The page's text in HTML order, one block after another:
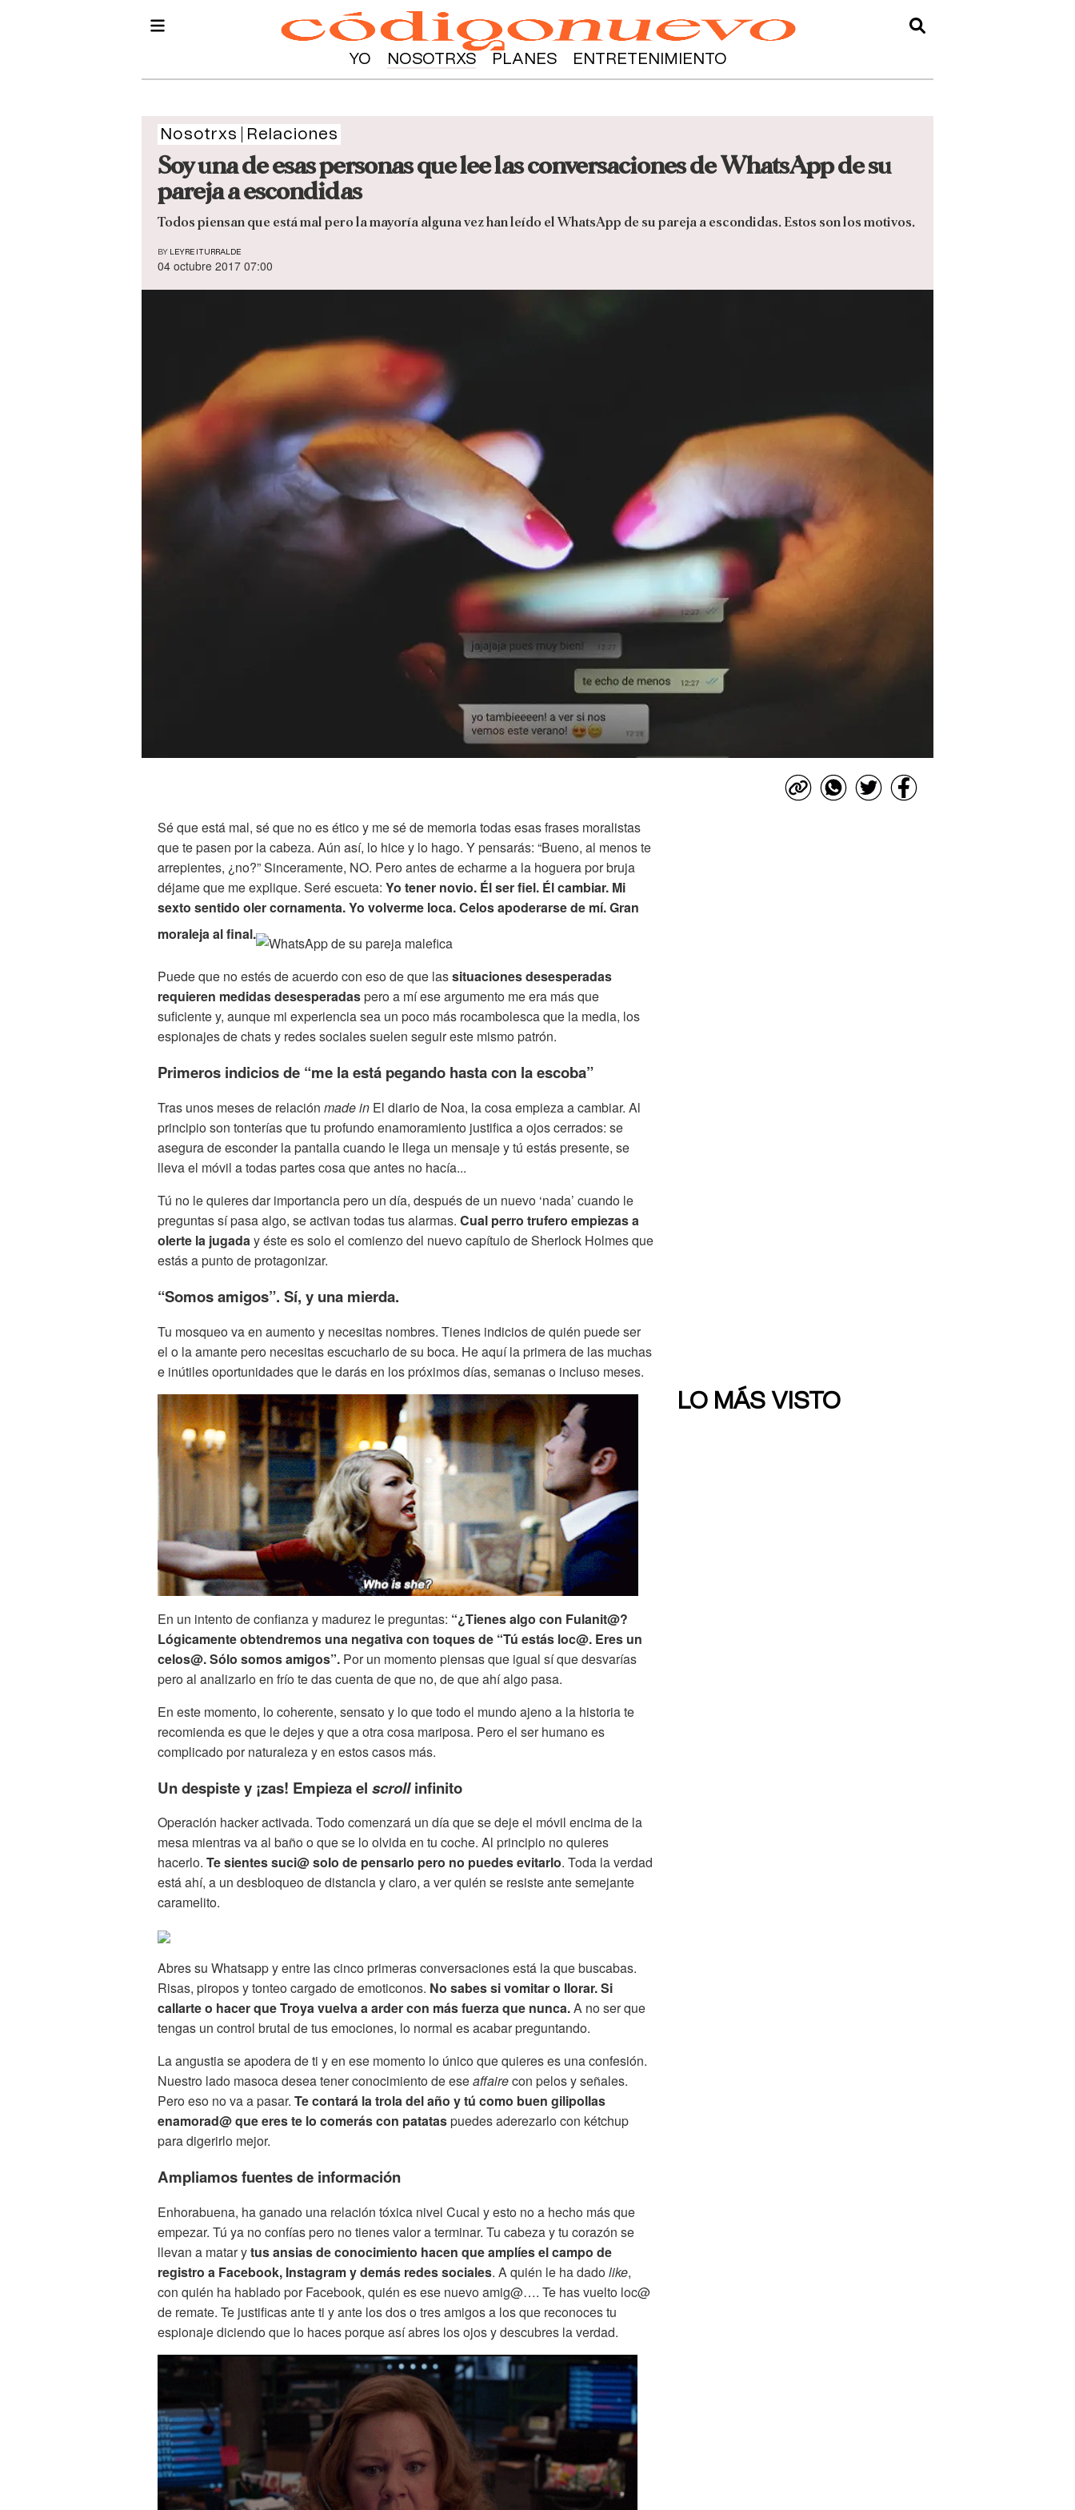
YO NOSOTRXS PLANES ENTRETENIMIENTO
Nosotrxs Relaciones
Soy una de esas personas que lee las conversaciones de WhatsApp de su
pareja a escondidas
Todos piensan que está mal pero la mayoría alguna vez han leído el WhatsApp de su pareja a escondidas. Estos son los motivos.
BY LEYRE ITURRALDE
04 octubre 2017 07:00
Sé que está mal, sé que no es ético y me sé de memoria todas esas frases moralistas
que te pasen por la cabeza. Aún así, lo hice y lo hago. Y pensarás: “Bueno, al menos te
arrepientes, ¿no?” Sinceramente, NO. Pero antes de echarme a la hoguera por bruja
déjame que me explique. Seré escueta: Yo tener novio. Él ser fiel. Él cambiar. Mi
sexto sentido oler cornamenta. Yo volverme loca. Celos apoderarse de mí. Gran
moraleja al final.
Puede que no estés de acuerdo con eso de que lassituaciones desesperadas
requieren medidas desesperadaspero a mí ese argumento me era más que
suficiente y, aunque mi experiencia sea un poco más rocambolesca que la media, los
espionajes de chats y redes sociales suelen seguir este mismo patrón.
Primeros indicios de “me la está pegando hasta con la escoba”
Tras unos meses de relación made in El diario de Noa, la cosa empieza a cambiar. Al
principio son tonterías que tu profundo enamoramiento justifica a ojos cerrados: se
asegura de esconder la pantalla cuando le llega un mensaje y tú estás presente, se
lleva el móvil a todas partes cosa que antes no hacía...
Tú no le quieres dar importancia pero un día, después de un nuevo ‘nada’ cuando le
preguntas sí pasa algo, se activan todas tus alarmas. Cual perro trufero empiezas a
olerte la jugaday éste es solo el comienzo del nuevo capítulo de Sherlock Holmes que
estás a punto de protagonizar.
“Somos amigos”. Sí, y una mierda.
Tu mosqueo va en aumento y necesitas nombres. Tienes indicios de quién puede ser
el o la amante pero necesitas escucharlo de su boca. He aquí la primera de las muchas
e inútiles oportunidades que le darás en los próximos días, semanas o incluso meses.
En un intento de confianza y madurez le preguntas: “¿Tienes algo con Fulanit@?
Lógicamente obtendremos una negativa con toques de “Tú estás loc@. Eres un
celos@. Sólo somos amigos”. Por un momento piensas que igual sí que desvarías
pero al analizarlo en frío te das cuenta de que no, de que ahí algo pasa.
En este momento, lo coherente, sensato y lo que todo el mundo ajeno a la historia te
recomienda es que le dejes y que a otra cosa mariposa. Pero el ser humano es
complicado por naturaleza y en estos casos más.
Un despiste y ¡zas! Empieza el scrollinfinito
Operación hacker activada. Todo comenzará un día que se deje el móvil encima de la
mesa mientras va al baño o que se lo olvida en tu coche. Al principio no quieres
hacerlo. Te sientes suci@ solo de pensarlo pero no puedes evitarlo. Toda la verdad
está ahí, a un desbloqueo de distancia y claro, a ver quién se resiste ante semejante
caramelito.
Abres su Whatsapp y entre las cinco primeras conversaciones está la que buscabas.
Risas, piropos y tonteo cargado de emoticonos. No sabes si vomitar o llorar. Si
callarte o hacer que Troya vuelva a arder con más fuerza que nunca.A no ser que
tengas un control brutal de tus emociones, lo normal es acabar preguntando.
La angustia se apodera de ti y en ese momento lo único que quieres es una confesión.
Nuestro lado masoca desea tener conocimiento de eseaffairecon pelos y señales.
Pero eso no va a pasar. Te contará la trola del año y tú como buen gilipollas
enamorad@ que eres te lo comerás con patataspuedes aderezarlo con kétchup
para digerirlo mejor.
Ampliamos fuentes de información
Enhorabuena, ha ganado una relación tóxica nivel Cucal y esto no a hecho más que
empezar. Tú ya no confías pero no tienes valor a terminar. Tu cabeza y tu corazón se
llevan a matar ytus ansias de conocimiento hacen que amplíes el campo de
registro a Facebook, Instagram y demás redes sociales. A quién le ha dadolike,
con quién ha hablado por Facebook, quién es ese nuevo amig@…. Te has vuelto loc@
de remate. Te justificas ante ti y ante los dos o tres amigos a los que reconoces tu
espionaje diciendo que lo haces porque así abres los ojos y descubres la verdad.
LO MÁS VISTO